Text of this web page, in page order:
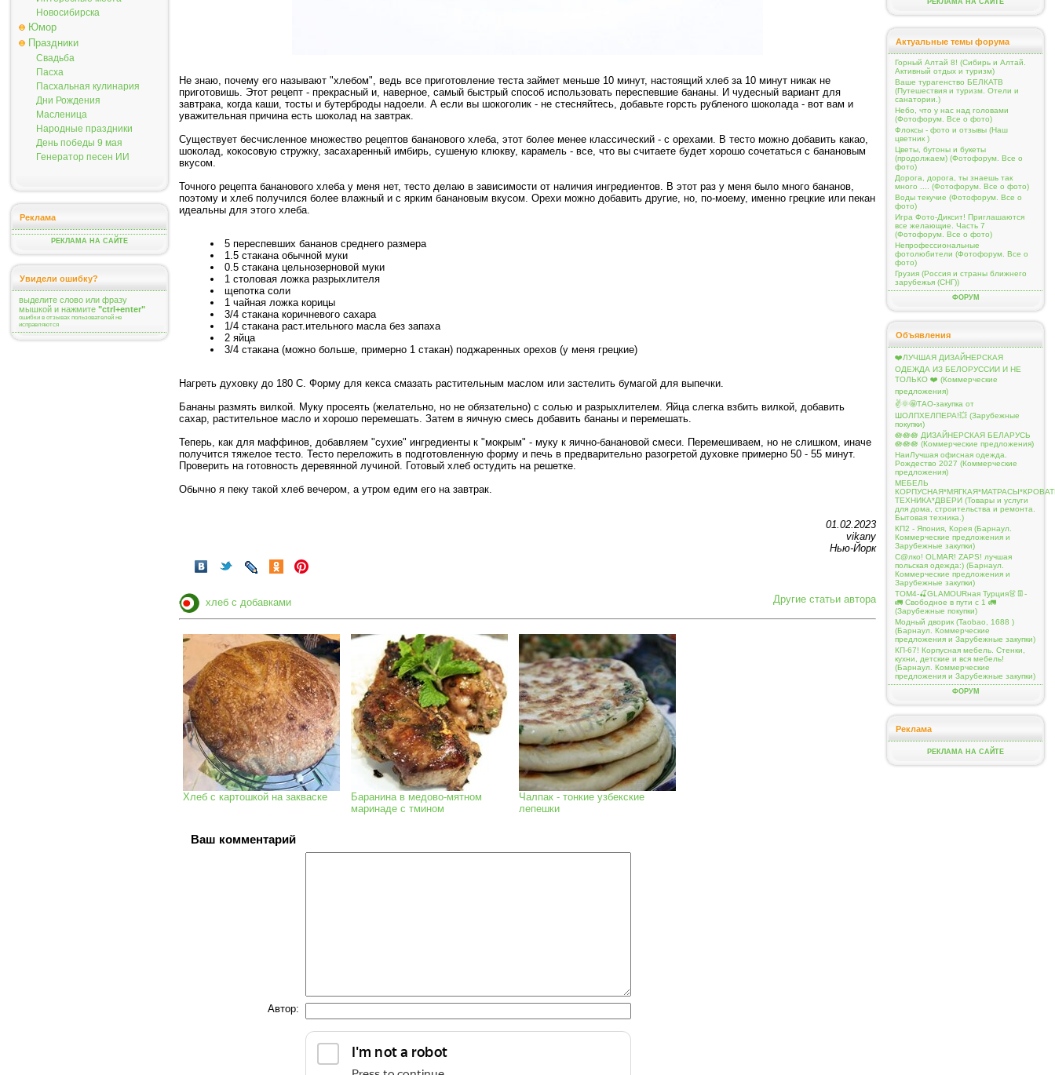
Новосибирска
Юмор
Праздники
Свадьба
Пасха
Пасхальная кулинария
Дни Рождения
Масленица
Народные праздники
День победы 9 мая
Генератор песен ИИ
Реклама
РЕКЛАМА НА САЙТЕ
Увидели ошибку?
выделите слово или фразу
мышкой и нажмите "ctrl+enter"
ошибки в отзывах пользователей не
исправляются
Не знаю, почему его называют "хлебом", ведь все приготовление теста займет меньше 10 минут, настоящий хлеб за 10 минут никак не
приготовишь. Этот рецепт - прекрасный и, наверное, самый быстрый способ использовать переспевшие бананы. И чудесный вариант для
завтрака, когда каши, тосты и бутерброды надоели. А если вы шокоголик - не стесняйтесь, добавьте горсть рубленого шоколада - вот вам и
уважительная причина есть шоколад на завтрак.
Существует бесчиcленное множество рецептов бананового хлеба, этот более менее классический - с орехами. В тесто можно добавить какао,
шоколад, кокосовую стружку, засахаренный имбирь, сушеную клюкву, карамель - все, что вы считаете будет хорошо сочетаться с банановым
вкусом.
Точного рецепта бананового хлеба у меня нет, тесто делаю в зависимости от наличия ингредиентов. В этот раз у меня было много бананов,
поэтому и хлеб получился более влажный и с ярким банановым вкусом. Орехи можно добавить другие, но, по-моему, именно грецкие или пекан
идеальны для этого хлеба.
5 переспевших бананов среднего размера
1.5 стакана обычной муки
0.5 стакана цельнозерновой муки
1 столовая ложка разрыхлителя
щепотка соли
1 чайная ложка корицы
3/4 стакана коричневого сахара
1/4 стакана раст.ительного масла без запаха
2 яйца
3/4 стакана (можно больше, примерно 1 стакан) поджаренных орехов (у меня грецкие)
Нагреть духовку до 180 С. Форму для кекса смазать растительным маслом или застелить бумагой для выпечки.
Бананы размять вилкой. Муку просеять (желательно, но не обязательно) с солью и разрыхлителем. Яйца слегка взбить вилкой, добавить
сахар, растительное масло и хорошо перемешать. Затем в яичную смесь добавить бананы и перемешать.
Теперь, как для маффинов, добавляем "сухие" ингредиенты к "мокрым" - муку к яично-банановой смеси. Перемешиваем, но не слишком, иначе
получится тяжелое тесто. Тесто переложить в подготовленную форму и печь в предварительно разогретой духовке примерно 50 - 55 минут.
Проверить на готовность деревянной лучиной. Готовый хлеб остудить на решетке.
Обычно я пеку такой хлеб вечером, а утром едим его на завтрак.
01.02.2023
vikany
Нью-Йорк
хлеб с добавками Другие статьи автора
Хлеб с картошкой на закваске
Баранина в медово-мятном
маринаде с тмином
Чалпак - тонкие узбекские
лепешки
Ваш комментарий
Автор:
РЕКЛАМА НА САЙТЕ
Актуальные темы форума
Горный Алтай 8! (Сибирь и Алтай.
Активный отдых и туризм)
Ваше турагенство БЕЛКАТВ
(Путешествия и туризм. Отели и
санатории.)
Небо, что у нас над головами
(Фотофорум. Все о фото)
Флоксы - фото и отзывы (Наш
цветник )
Цветы, бутоны и букеты
(продолжаем) (Фотофорум. Все о
фото)
Дорога, дорога, ты знаешь так
много .... (Фотофорум. Все о фото)
Воды текучие (Фотофорум. Все о
фото)
Игра Фото-Диксит! Приглашаются
все желающие. Часть 7
(Фотофорум. Все о фото)
Непрофессиональные
фотолюбители (Фотофорум. Все о
фото)
Грузия (Россия и страны ближнего
зарубежья (СНГ))
ФОРУМ
Объявления
❤️ЛУЧШАЯ ДИЗАЙНЕРСКАЯ
ОДЕЖДА ИЗ БЕЛОРУССИИ И НЕ
ТОЛЬКО ❤️ (Коммерческие
предложения)
✌️🌞🤩ТАО-закупка от
ШОЛПХЕЛПЕРА!💥 (Зарубежные
покупки)
🪷🪷🪷 ДИЗАЙНЕРСКАЯ БЕЛАРУСЬ
🪷🪷🪷 (Коммерческие предложения)
НаиЛучшая офисная одежда.
Рождество 2027 (Коммерческие
предложения)
МЕБЕЛЬ
ТЕХНИКА*ДВЕРИ (Товары и услуги
для дома, строительства и ремонта.
Бытовая техника.)
КП2 - Япония, Корея (Барнаул.
Коммерческие предложения и
Зарубежные закупки)
С@лко! OLMAR! ZAPS! лучшая
польская одежда:) (Барнаул.
Коммерческие предложения и
Зарубежные закупки)
ТОМ4-🍒GLAMOURная Турция👗👖-
🚛 Свободное в пути с 1 🚛
(Зарубежные покупки)
Модный дворик (Taobao, 1688 )
(Барнаул. Коммерческие
предложения и Зарубежные закупки)
КП-67! Корпусная мебель. Стенки,
кухни, детские и вся мебель!
(Барнаул. Коммерческие
предложения и Зарубежные закупки)
ФОРУМ
Реклама
РЕКЛАМА НА САЙТЕ